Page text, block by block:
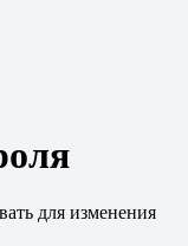
для изменения